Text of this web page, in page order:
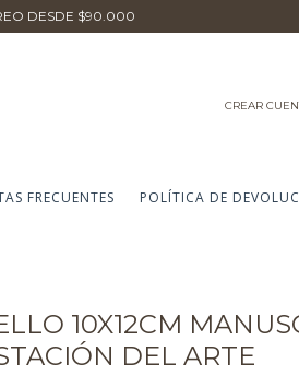
DESDE $90.000
CREAR
FRECUENTES POLÍTICA DE
10X12CM
DEL ARTE